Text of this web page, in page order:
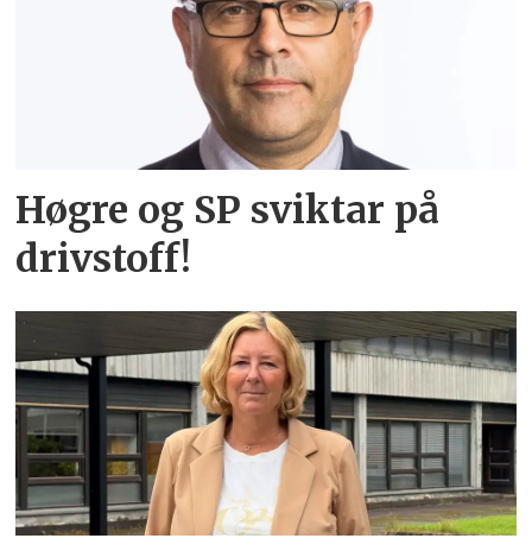
Høgre og SP sviktar på
drivstoff!